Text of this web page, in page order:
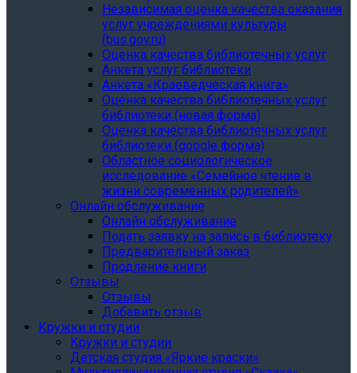
Независимая оценка качества оказания
услуг учреждениями культуры
(bus.gov.ru)
Оценка качества библиотечных услуг
Анкета услуг библиотеки
Анкета «Краеведческая книга»
Oценка качества библиотечных услуг
библиотеки (новая форма)
Oценка качества библиотечных услуг
библиотеки (google форма)
Областное социологическое
исследование «Семейное чтение в
жизни современных родителей»
Онлайн обслуживание
Онлайн обслуживание
Подать заявку на запись в библиотеку
Предварительный заказ
Продление книги
Отзывы
Отзывы
Добавить отзыв
Кружки и студии
Кружки и студии
Детская студия «Яркие краски»